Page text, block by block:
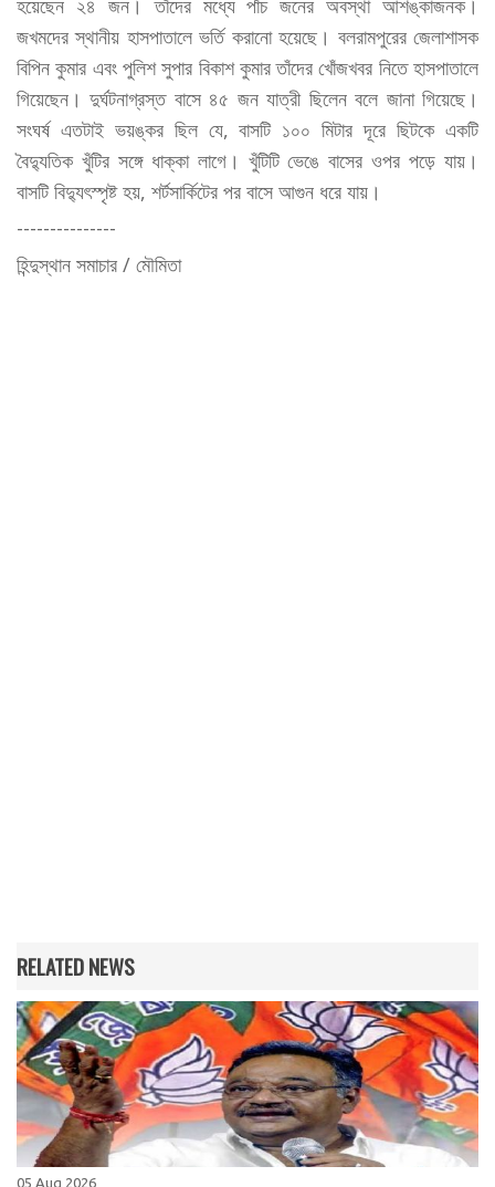
হয়েছেন ২৪ জন। তাঁদের মধ্যে পাঁচ জনের অবস্থা আশঙ্কাজনক।
জখমদের স্থানীয় হাসপাতালে ভর্তি করানো হয়েছে। বলরামপুরের জেলাশাসক
বিপিন কুমার এবং পুলিশ সুপার বিকাশ কুমার তাঁদের খোঁজখবর নিতে হাসপাতালে
গিয়েছেন। দুর্ঘটনাগ্রস্ত বাসে ৪৫ জন যাত্রী ছিলেন বলে জানা গিয়েছে।
সংঘর্ষ এতটাই ভয়ঙ্কর ছিল যে, বাসটি ১০০ মিটার দূরে ছিটকে একটি
বৈদ্যুতিক খুঁটির সঙ্গে ধাক্কা লাগে। খুঁটিটি ভেঙে বাসের ওপর পড়ে যায়।
বাসটি বিদ্যুৎস্পৃষ্ট হয়, শর্টসার্কিটের পর বাসে আগুন ধরে যায়।
---------------
হিন্দুস্থান সমাচার / মৌমিতা
RELATED NEWS
05 Aug 2026